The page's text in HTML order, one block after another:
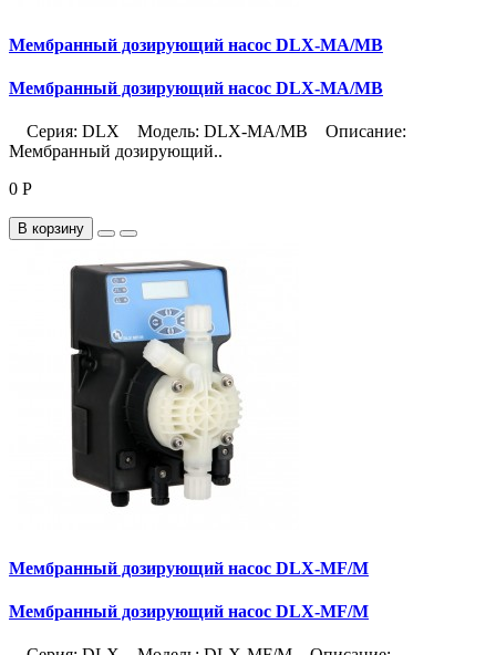
Мембранный дозирующий насос DLX-MA/MB
Мембранный дозирующий насос DLX-MA/MB
Серия: DLX Модель: DLX-MA/MB Описание:
Мембранный дозирующий..
0 Р
В корзину
Мембранный дозирующий насос DLX-MF/M
Мембранный дозирующий насос DLX-MF/M